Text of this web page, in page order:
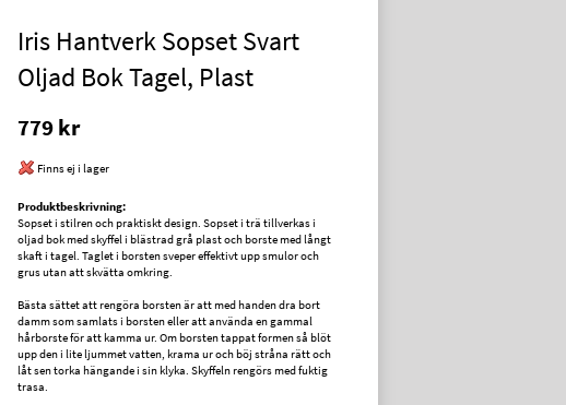
Iris Hantverk Sopset Svart
Oljad Bok Tagel, Plast
779 kr
Finns ej i lager
Produktbeskrivning:
Sopset i stilren och praktiskt design. Sopset i trä tillverkas i
oljad bok med skyffel i blästrad grå plast och borste med långt
skaft i tagel. Taglet i borsten sveper effektivt upp smulor och
grus utan att skvätta omkring.
Bästa sättet att rengöra borsten är att med handen dra bort
damm som samlats i borsten eller att använda en gammal
hårborste för att kamma ur. Om borsten tappat formen så blöt
upp den i lite ljummet vatten, krama ur och böj stråna rätt och
låt sen torka hängande i sin klyka. Skyffeln rengörs med fuktig
trasa.